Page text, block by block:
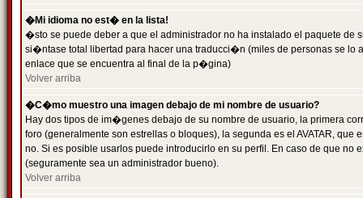
�Mi idioma no est� en la lista!
�sto se puede deber a que el administrador no ha instalado el paquete
si�ntase total libertad para hacer una traducci�n (miles de personas se
enlace que se encuentra al final de la p�gina)
Volver arriba
�C�mo muestro una imagen debajo de mi nombre de usuario?
Hay dos tipos de im�genes debajo de su nombre de usuario, la primera
foro (generalmente son estrellas o bloques), la segunda es el AVATAR,
no. Si es posible usarlos puede introducirlo en su perfil. En caso de que
(seguramente sea un administrador bueno).
Volver arriba